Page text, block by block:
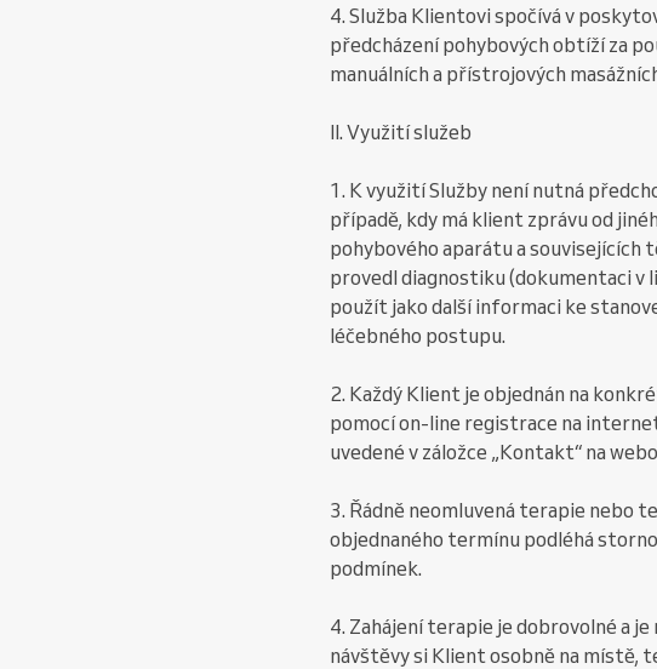
4. Služba Klientovi spočívá v
předcházení pohybových obtíží za
manuálních a přístrojových
II. Využití služeb
1. K využití Služby není nutná
případě, kdy má klient zprávu od
pohybového aparátu a souvisejících
provedl diagnostiku (dokumentaci v
použít jako další informaci ke
léčebného postupu.
2. Každý Klient je objednán na
pomocí on-line registrace na
uvedené v záložce „Kontakt“ na
3. Řádně neomluvená terapie nebo
objednaného termínu podléhá
podmínek.
4. Zahájení terapie je dobrovolné a
návštěvy si Klient osobně na místě,